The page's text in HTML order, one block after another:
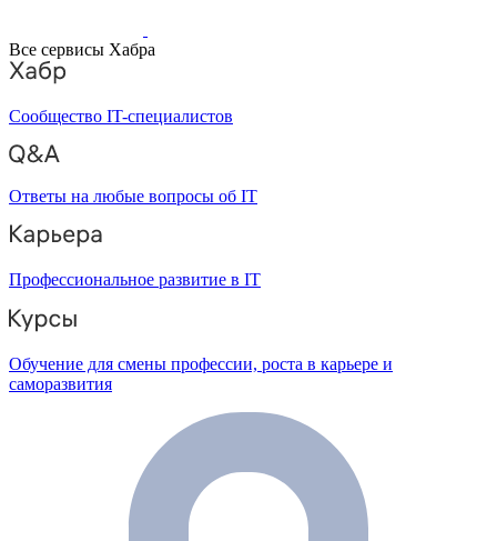
Все сервисы Хабра
Сообщество IT-специалистов
Ответы на любые вопросы об IT
Профессиональное развитие в IT
Обучение для смены профессии, роста в карьере и
саморазвития